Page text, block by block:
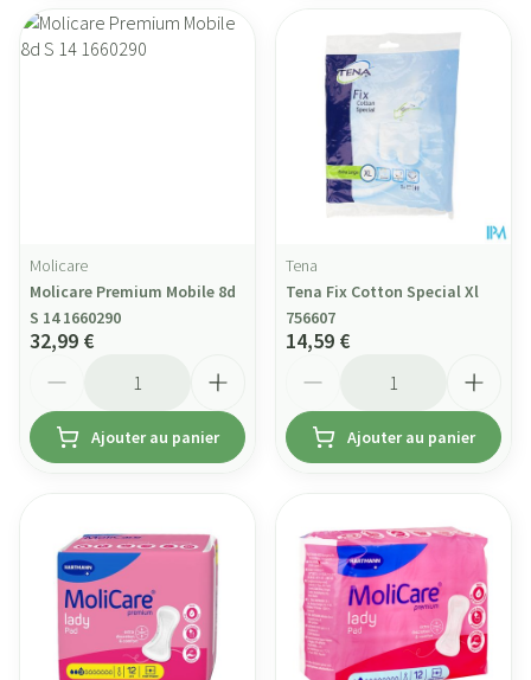
Molicare
Molicare Premium Mobile 8d
S 14 1660290
32,99 €
Ajouter au panier
Tena
Tena Fix Cotton Special Xl
756607
14,59 €
Ajouter au panier